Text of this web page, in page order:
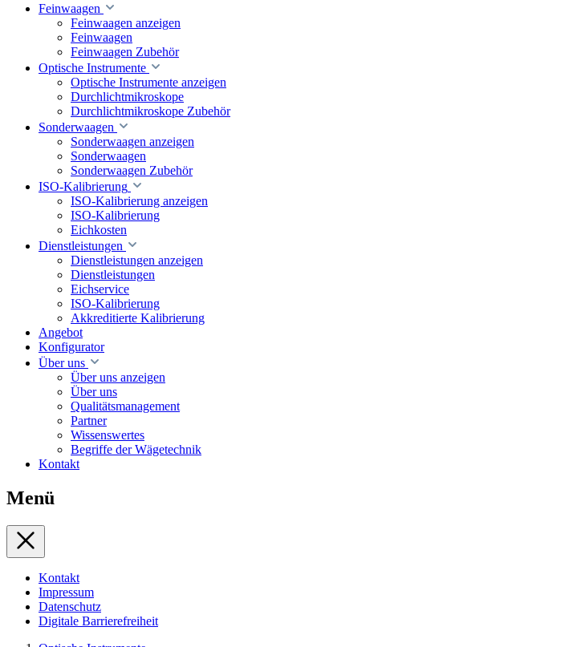
Feinwaagen
Feinwaagen anzeigen
Feinwaagen
Feinwaagen Zubehör
Optische Instrumente
Optische Instrumente anzeigen
Durchlichtmikroskope
Durchlichtmikroskope Zubehör
Sonderwaagen
Sonderwaagen anzeigen
Sonderwaagen
Sonderwaagen Zubehör
ISO-Kalibrierung
ISO-Kalibrierung anzeigen
ISO-Kalibrierung
Eichkosten
Dienstleistungen
Dienstleistungen anzeigen
Dienstleistungen
Eichservice
ISO-Kalibrierung
Akkreditierte Kalibrierung
Angebot
Konfigurator
Über uns
Über uns anzeigen
Über uns
Qualitätsmanagement
Partner
Wissenswertes
Begriffe der Wägetechnik
Kontakt
Menü
Kontakt
Impressum
Datenschutz
Digitale Barrierefreiheit